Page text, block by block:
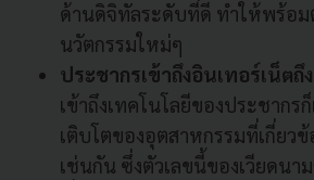
ด้านดิจิทัลระดับที่ดี ทำให้พร้อม
นวัตกรรมใหม่ๆ
ประชากรเข้าถึงอินเทอร์เน็ตถึง
เข้าถึงเทคโนโลยีของประชากร
เติบโตของอุตสาหกรรมที่เกี่ยว
เช่นกัน ซึ่งตัวเลขนี้ของเวียดนา